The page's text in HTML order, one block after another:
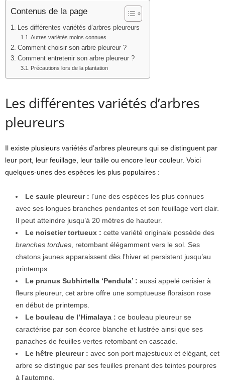
Contenus de la page
Les différentes variétés d’arbres pleureurs
Autres variétés moins connues
Comment choisir son arbre pleureur ?
Comment entretenir son arbre pleureur ?
Précautions lors de la plantation
Les différentes variétés d’arbres
pleureurs
Il existe plusieurs variétés d’arbres pleureurs qui se distinguent par
leur port, leur feuillage, leur taille ou encore leur couleur. Voici
quelques-unes des espèces les plus populaires :
Le saule pleureur : l’une des espèces les plus connues
avec ses longues branches pendantes et son feuillage vert clair.
Il peut atteindre jusqu’à 20 mètres de hauteur.
Le noisetier tortueux : cette variété originale possède des
branches tordues , retombant élégamment vers le sol. Ses
chatons jaunes apparaissent dès l’hiver et persistent jusqu’au
printemps.
Le prunus Subhirtella ‘Pendula’ : aussi appelé cerisier à
fleurs pleureur, cet arbre offre une somptueuse floraison rose
en début de printemps.
Le bouleau de l’Himalaya : ce bouleau pleureur se
caractérise par son écorce blanche et lustrée ainsi que ses
panaches de feuilles vertes retombant en cascade.
Le hêtre pleureur : avec son port majestueux et élégant, cet
arbre se distingue par ses feuilles prenant des teintes pourpres
à l’automne.